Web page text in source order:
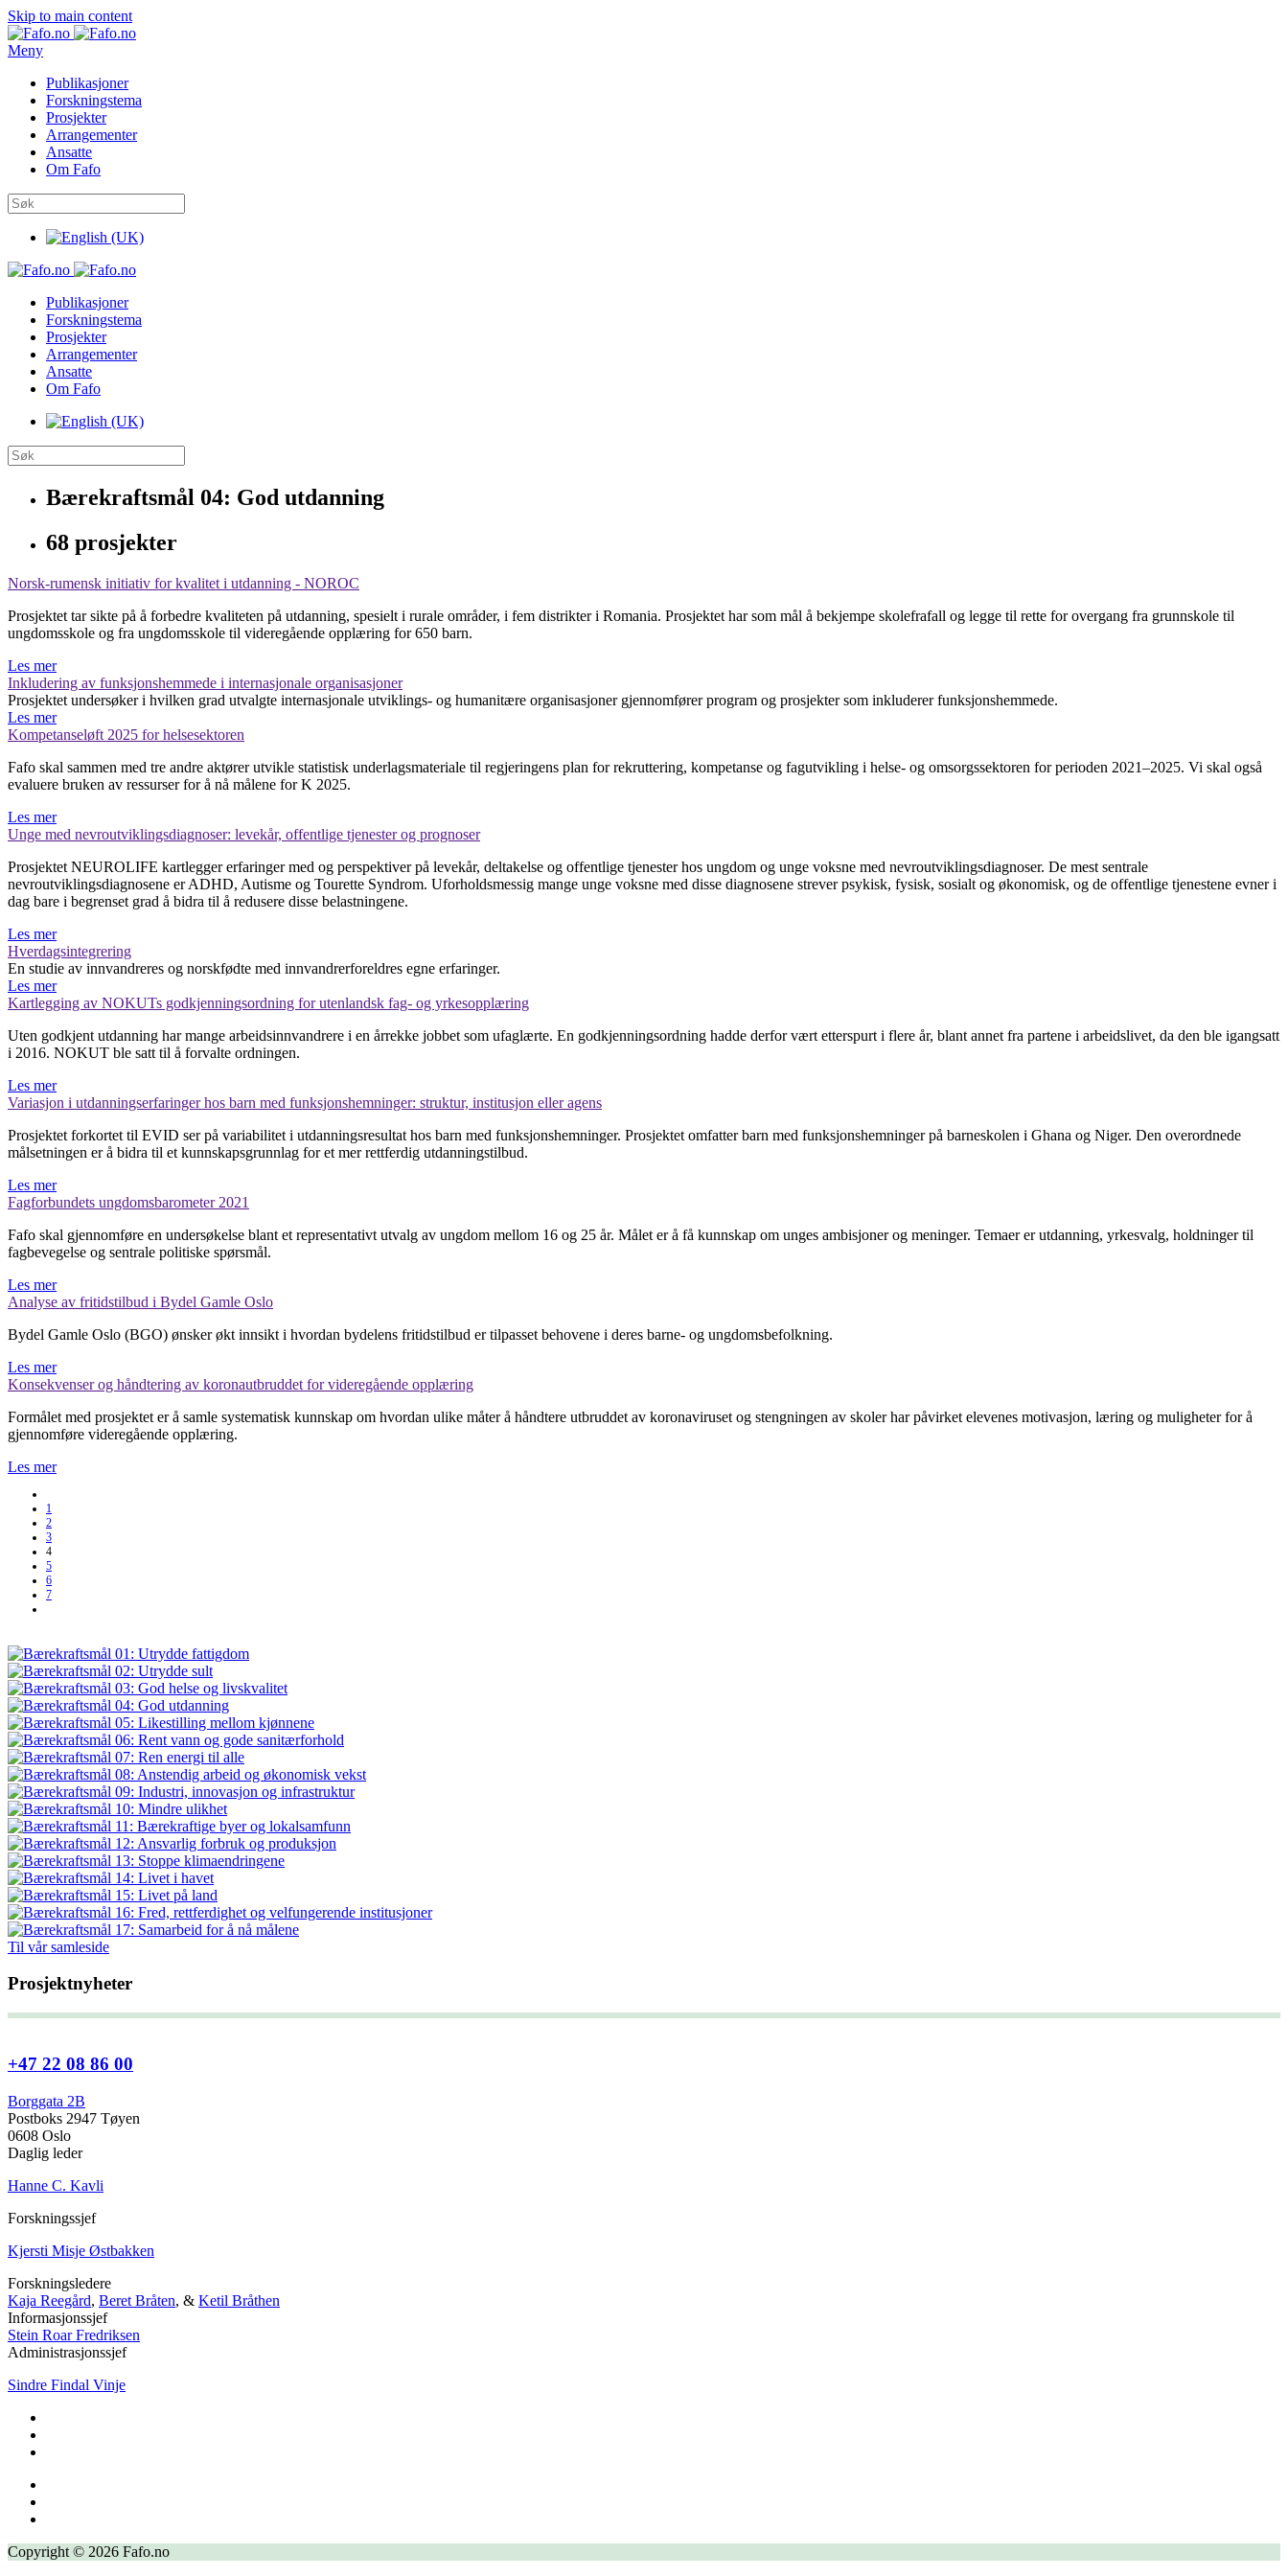
Skip to main content
Meny
Publikasjoner
Forskningstema
Prosjekter
Arrangementer
Ansatte
Om Fafo
Publikasjoner
Forskningstema
Prosjekter
Arrangementer
Ansatte
Om Fafo
Bærekraftsmål 04: God utdanning
68 prosjekter
Norsk-rumensk initiativ for kvalitet i utdanning - NOROC
Prosjektet tar sikte på å forbedre kvaliteten på utdanning, spesielt i rurale områder, i fem distrikter i Romania. Prosjektet har som mål å bekjempe skolefrafall og legge til rette for overgang fra grunnskole til
ungdomsskole og fra ungdomsskole til videregående opplæring for 650 barn.
Les mer
Inkludering av funksjonshemmede i internasjonale organisasjoner
Prosjektet undersøker i hvilken grad utvalgte internasjonale utviklings- og humanitære organisasjoner gjennomfører program og prosjekter som inkluderer funksjonshemmede.
Les mer
Kompetanseløft 2025 for helsesektoren
Fafo skal sammen med tre andre aktører utvikle statistisk underlagsmateriale til regjeringens plan for rekruttering, kompetanse og fagutvikling i helse- og omsorgssektoren for perioden 2021–2025. Vi skal også
evaluere bruken av ressurser for å nå målene for K 2025.
Les mer
Unge med nevroutviklingsdiagnoser: levekår, offentlige tjenester og prognoser
Prosjektet NEUROLIFE kartlegger erfaringer med og perspektiver på levekår, deltakelse og offentlige tjenester hos ungdom og unge voksne med nevroutviklingsdiagnoser. De mest sentrale
nevroutviklingsdiagnosene er ADHD, Autisme og Tourette Syndrom. Uforholdsmessig mange unge voksne med disse diagnosene strever psykisk, fysisk, sosialt og økonomisk, og de offentlige tjenestene evner i
dag bare i begrenset grad å bidra til å redusere disse belastningene.
Les mer
Hverdagsintegrering
En studie av innvandreres og norskfødte med innvandrerforeldres egne erfaringer.
Les mer
Kartlegging av NOKUTs godkjenningsordning for utenlandsk fag- og yrkesopplæring
Uten godkjent utdanning har mange arbeidsinnvandrere i en årrekke jobbet som ufaglærte. En godkjenningsordning hadde derfor vært etterspurt i flere år, blant annet fra partene i arbeidslivet, da den ble igangsatt
i 2016. NOKUT ble satt til å forvalte ordningen.
Les mer
Variasjon i utdanningserfaringer hos barn med funksjonshemninger: struktur, institusjon eller agens
Prosjektet forkortet til EVID ser på variabilitet i utdanningsresultat hos barn med funksjonshemninger. Prosjektet omfatter barn med funksjonshemninger på barneskolen i Ghana og Niger. Den overordnede
målsetningen er å bidra til et kunnskapsgrunnlag for et mer rettferdig utdanningstilbud.
Les mer
Fagforbundets ungdomsbarometer 2021
Fafo skal gjennomføre en undersøkelse blant et representativt utvalg av ungdom mellom 16 og 25 år. Målet er å få kunnskap om unges ambisjoner og meninger. Temaer er utdanning, yrkesvalg, holdninger til
fagbevegelse og sentrale politiske spørsmål.
Les mer
Analyse av fritidstilbud i Bydel Gamle Oslo
Bydel Gamle Oslo (BGO) ønsker økt innsikt i hvordan bydelens fritidstilbud er tilpasset behovene i deres barne- og ungdomsbefolkning.
Les mer
Konsekvenser og håndtering av koronautbruddet for videregående opplæring
Formålet med prosjektet er å samle systematisk kunnskap om hvordan ulike måter å håndtere utbruddet av koronaviruset og stengningen av skoler har påvirket elevenes motivasjon, læring og muligheter for å
gjennomføre videregående opplæring.
Les mer
1
2
3
4
5
6
7
Til vår samleside
Prosjektnyheter
+47 22 08 86 00
Borggata 2B
Postboks 2947 Tøyen
0608 Oslo
Daglig leder
Hanne C. Kavli
Forskningssjef
Kjersti Misje Østbakken
Forskningsledere
Kaja Reegård, Beret Bråten, & Ketil Bråthen
Informasjonssjef
Stein Roar Fredriksen
Administrasjonssjef
Sindre Findal Vinje
Copyright © 2026 Fafo.no